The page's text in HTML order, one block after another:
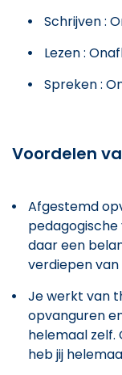
Schrijven :
Lezen :
Spreken :
Voordelen
Afgestemd
pedagogische
daar een
verdiepen van
Je werkt van
opvanguren
helemaal zelf.
heb jij